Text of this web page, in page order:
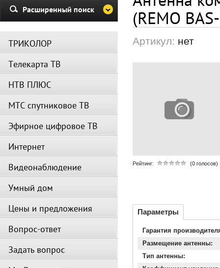
Убедительная просьба в
период не производить поиск
каналов и не перезагружать
Вещание телеканалов и
автоматически по завершении
(REMO
Артикул: нет
Рейтинг: (0 голосов)
Параметры
Гарантия
Размещение антенны:
Тип антенны:
Расширенный поиск
ТРИКОЛОР
Телекарта ТВ
НТВ ПЛЮС
МТС спутниковое ТВ
Эфирное цифровое ТВ
Интернет
Видеонаблюдение
Умный дом
Цены и предложения
Вопрос-ответ
Задать вопрос